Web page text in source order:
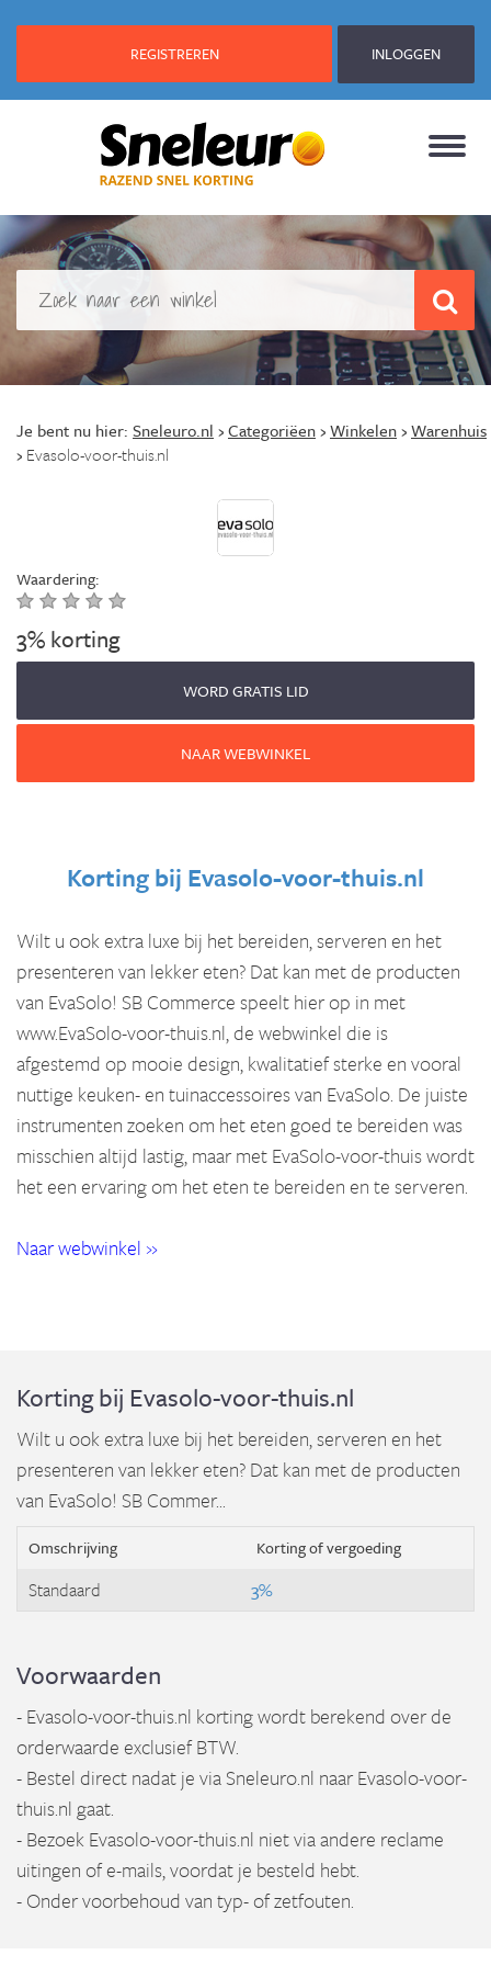
REGISTREREN INLOGGEN
Je bent nu hier: Sneleuro.nl ›Categoriëen›Winkelen›Warenhuis
› Evasolo-voor-thuis.nl
Waardering:
3% korting
WORD GRATIS LID
NAAR WEBWINKEL
Korting bij Evasolo-voor-thuis.nl
Wilt u ook extra luxe bij het bereiden, serveren en het
presenteren van lekker eten? Dat kan met de producten
van EvaSolo! SB Commerce speelt hier op in met
www.EvaSolo-voor-thuis.nl, de webwinkel die is
afgestemd op mooie design, kwalitatief sterke en vooral
nuttige keuken- en tuinaccessoires van EvaSolo. De juiste
instrumenten zoeken om het eten goed te bereiden was
misschien altijd lastig, maar met EvaSolo-voor-thuis wordt
het een ervaring om het eten te bereiden en te serveren.
Naar webwinkel »
Korting bij Evasolo-voor-thuis.nl
Wilt u ook extra luxe bij het bereiden, serveren en het
presenteren van lekker eten? Dat kan met de producten
van EvaSolo! SB Commer...
Omschrijving Korting of vergoeding
Standaard 3%
Voorwaarden
- Evasolo-voor-thuis.nl korting wordt berekend over de
orderwaarde exclusief BTW.
- Bestel direct nadat je via Sneleuro.nl naar Evasolo-voor-
thuis.nl gaat.
- Bezoek Evasolo-voor-thuis.nl niet via andere reclame
uitingen of e-mails, voordat je besteld hebt.
- Onder voorbehoud van typ- of zetfouten.